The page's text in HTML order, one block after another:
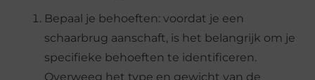
Bepaal je behoeften: voordat je een
schaarbrug aanschaft, is het belangrijk om je
specifieke behoeften te identificeren.
Overweeg het type en gewicht van de